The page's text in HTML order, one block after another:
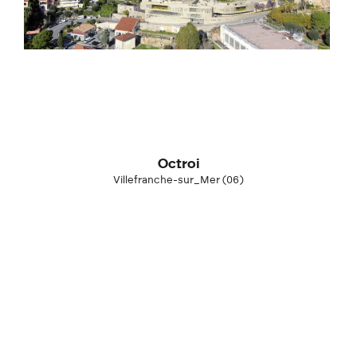
Calendrier
Concours
Images
ArteFactory Lab
Calendrier
Concours
Images
ArteFactory Lab
Octroi
Villefranche-sur_Mer (06)